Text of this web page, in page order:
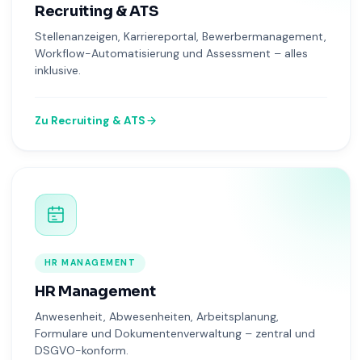
Recruiting & ATS
Stellenanzeigen, Karriereportal, Bewerbermanagement,
Workflow-Automatisierung und Assessment – alles
inklusive.
Zu Recruiting & ATS
HR MANAGEMENT
HR Management
Anwesenheit, Abwesenheiten, Arbeitsplanung,
Formulare und Dokumentenverwaltung – zentral und
DSGVO-konform.